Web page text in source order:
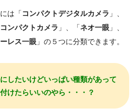
は「コンパクトデジタルカメラ 」、
ンパクトカメラ 」、「ネオ一眼 」、
レス一眼 」の ５つに分類できます。
したいけどいっぱい種類があって
けたらいいのやら・・・？